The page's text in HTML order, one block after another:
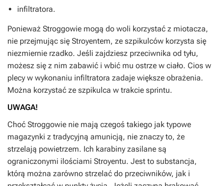
infiltratora.
Ponieważ Stroggowie mogą do woli korzystać z miotacza,
nie przejmując się Stroyentem, ze szpikulców korzysta się
niezmiernie rzadko. Jeśli zajdziesz przeciwnika od tyłu,
możesz się z nim zabawić i wbić mu ostrze w ciało. Cios w
plecy w wykonaniu infiltratora zadaje większe obrażenia.
Można korzystać ze szpikulca w trakcie sprintu.
UWAGA!
Choć Stroggowie nie mają czegoś takiego jak typowe
magazynki z tradycyjną amunicją, nie znaczy to, że
strzelają powietrzem. Ich karabiny zasilane są
ograniczonymi ilościami Stroyentu. Jest to substancja,
którą można zarówno strzelać do przeciwników, jak i